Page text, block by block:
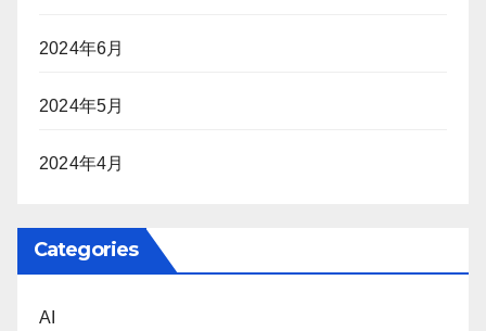
2024年6月
2024年5月
2024年4月
Categories
AI